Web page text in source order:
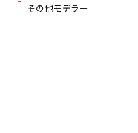
その他モデラー